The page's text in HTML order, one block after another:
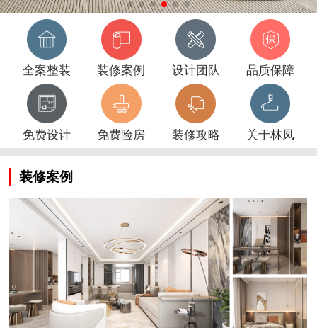
全案整装 装修案例 设计团队 品质保障
免费设计 免费验房 装修攻略 关于林凤
装修案例